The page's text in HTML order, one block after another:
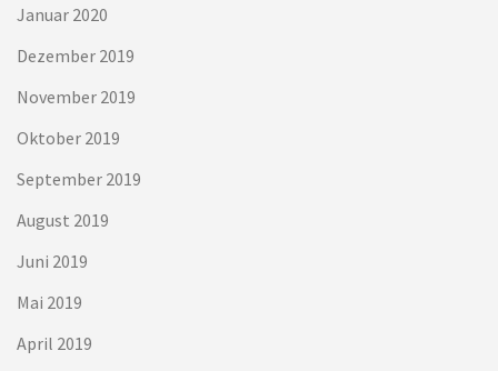
Januar 2020
Dezember 2019
November 2019
Oktober 2019
September 2019
August 2019
Juni 2019
Mai 2019
April 2019